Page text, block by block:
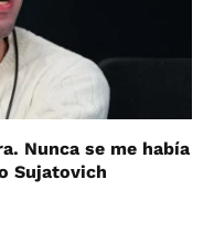
Nunca se me había
Sujatovich